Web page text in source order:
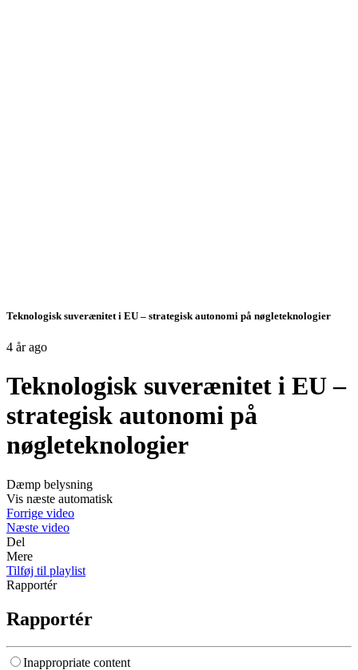
Teknologisk suverænitet i EU – strategisk autonomi på nøgleteknologier
4 år ago
Teknologisk suverænitet i EU –
strategisk autonomi på
nøgleteknologier
Dæmp belysning
Vis næste automatisk
Forrige video
Næste video
Del
Mere
Tilføj til playlist
Rapportér
Rapportér
Inappropriate content